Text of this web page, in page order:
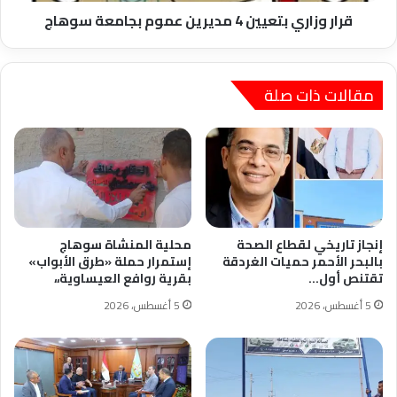
قرار وزاري بتعيين 4 مديرين عموم بجامعة سوهاج
مقالات ذات صلة
إنجاز تاريخي لقطاع الصحة
بالبحر الأحمر حميات الغردقة
تقتنص أول…
5 أغسطس، 2026
محلية المنشاة سوهاج
إستمرار حملة «طرق الأبواب»
بقرية روافع العيساوية،،
5 أغسطس، 2026